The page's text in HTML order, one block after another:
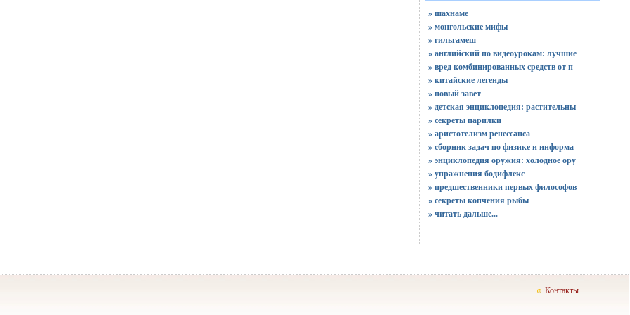
» шахнаме
» монгольские мифы
» гильгамеш
» английский по видеоурокам: лучшие
» вред комбинированных средств от п
» китайские легенды
» новый завет
» детская энциклопедия: растительны
» секреты парилки
» аристотелизм ренессанса
» сборник задач по физике и информа
» энциклопедия оружия: холодное ору
» упражнения бодифлекс
» предшественники первых философов
» секреты копчения рыбы
»читать дальше...
Контакты